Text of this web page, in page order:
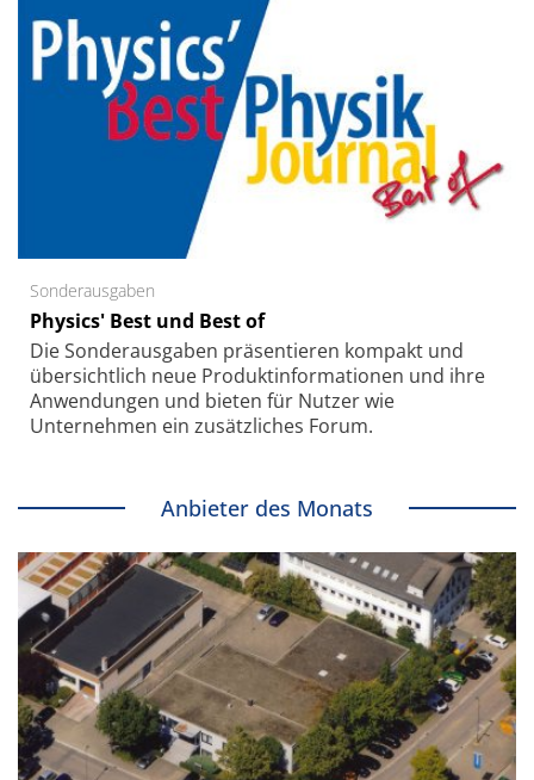
Sonderausgaben
Physics' Best und Best of
Die Sonder­ausgaben präsentieren kompakt und
übersichtlich neue Produkt­informationen und ihre
Anwendungen und bieten für Nutzer wie
Unternehmen ein zusätzliches Forum.
Anbieter des Monats